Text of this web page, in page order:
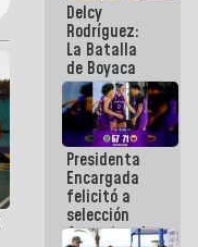
Delcy
Rodríguez:
La Batalla
de Boyaca
representa
un capítulo
decisivo en
la gesta
emancipadora
de nuestra
América
Presidenta
Encargada
felicitó a
selección
femenina de